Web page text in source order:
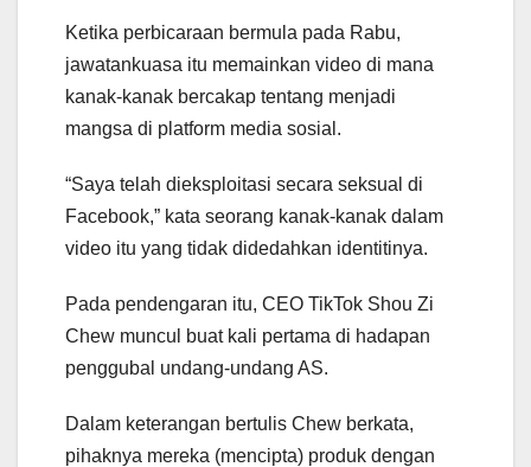
Ketika perbicaraan bermula pada Rabu,
jawatankuasa itu memainkan video di mana
kanak-kanak bercakap tentang menjadi
mangsa di platform media sosial.
“Saya telah dieksploitasi secara seksual di
Facebook,” kata seorang kanak-kanak dalam
video itu yang tidak didedahkan identitinya.
Pada pendengaran itu, CEO TikTok Shou Zi
Chew muncul buat kali pertama di hadapan
penggubal undang-undang AS.
Dalam keterangan bertulis Chew berkata,
pihaknya mereka (mencipta) produk dengan